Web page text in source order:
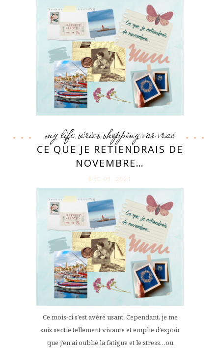
my life, séries, shopping,var,vrac
CE QUE JE RETIENDRAIS DE
NOVEMBRE…
DÉC 03. 2021
Ce mois-ci s’est avéré usant. Cependant, je me
suis sentie tellement vivante et emplie d’espoir
que j’en ai oublié la fatigue et le stress…ou